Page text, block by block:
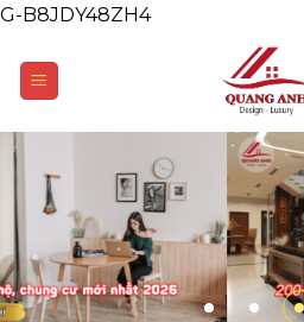
G-B8JDY48ZH4Skip
content